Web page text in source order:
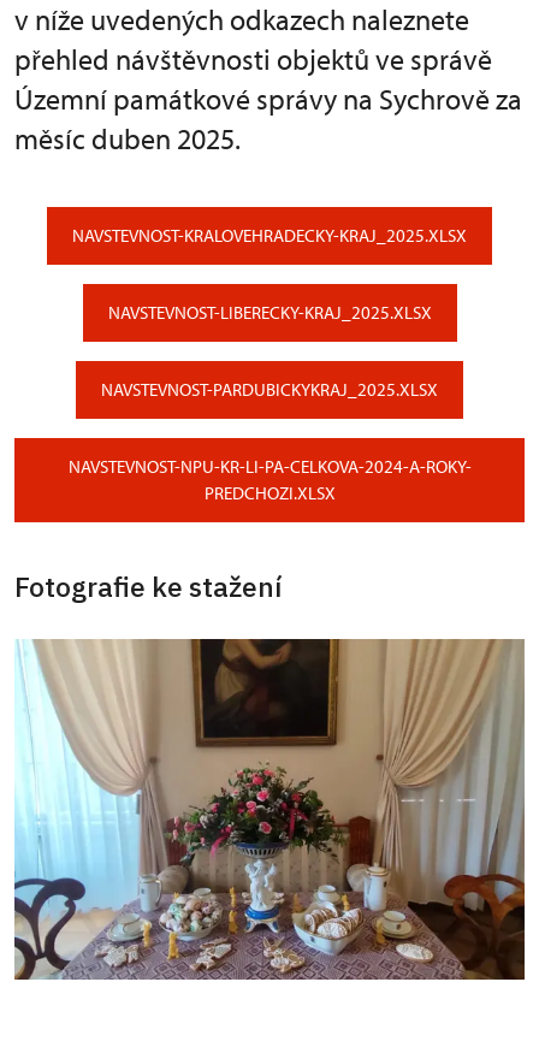
v níže uvedených odkazech naleznete
přehled návštěvnosti objektů ve správě
Územní památkové správy na Sychrově za
měsíc duben 2025.
NAVSTEVNOST-KRALOVEHRADECKY-KRAJ_2025.XLSX
NAVSTEVNOST-LIBERECKY-KRAJ_2025.XLSX
NAVSTEVNOST-PARDUBICKYKRAJ_2025.XLSX
NAVSTEVNOST-NPU-KR-LI-PA-CELKOVA-2024-A-ROKY-
PREDCHOZI.XLSX
Fotografie ke stažení